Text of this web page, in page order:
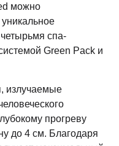
можно
спа-
Green Pack и
излучаемые
прогреву
до 4 см. Благодаря